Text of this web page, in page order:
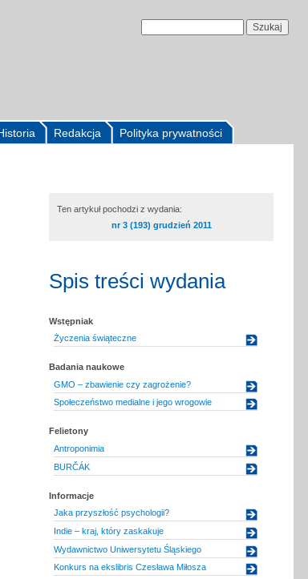
Polityka prywatności
Redakcja
Ten artykuł pochodzi z wydania:
nr 3 (193) grudzień 2011
Spis treści wydania
Wstępniak
Życzenia świąteczne
Badania naukowe
GMO – zbawienie czy zagrożenie?
Społeczeństwo medialne i jego wrogowie
Felietony
Antroponimia
BURČÁK
Informacje
Jaka przyszłość psychologii?
Indie – kraj, który zaskakuje
Wydawnictwo Uniwersytetu Śląskiego
Konkurs na ekslibris Czesława Miłosza